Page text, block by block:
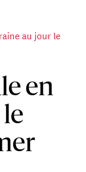
au jour le
en